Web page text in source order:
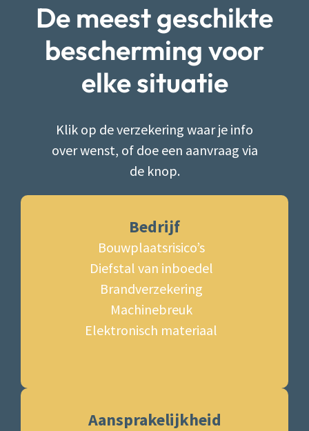
De meest geschikte
bescherming voor
elke situatie
Klik op de verzekering waar je info
over wenst, of doe een aanvraag via
de knop.
Bedrijf
Bouwplaatsrisico’s
Diefstal van inboedel
Brandverzekering
Machinebreuk
Elektronisch materiaal
Aansprakelijkheid